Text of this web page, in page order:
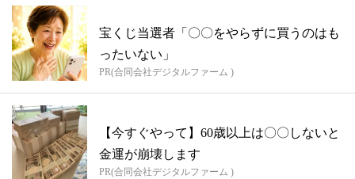
宝くじ当選者「〇〇をやらずに買うのはも
ったいない」
PR(合同会社デジタルファーム )
【今すぐやって】60歳以上は〇〇しないと
金運が崩壊します
PR(合同会社デジタルファーム )